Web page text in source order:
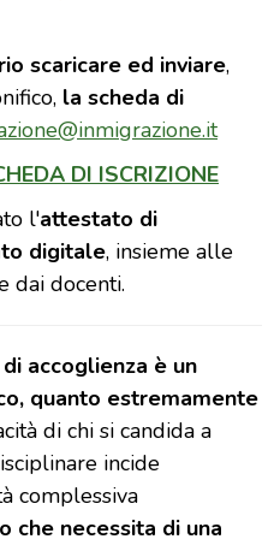
scaricare ed inviare,
la scheda di
DI ISCRIZIONE
l'attestato di
digitale, insieme alle
dai docenti.
accoglienza è un
quanto estremamente
di chi si candida a
incide
complessiva
che necessita di una